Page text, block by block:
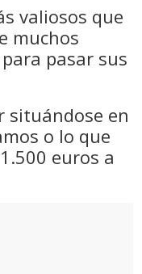
valiosos que
muchos
pasar sus
situándose en
o lo que
euros a